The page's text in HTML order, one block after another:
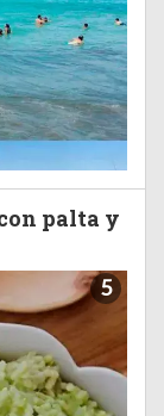
palta y
5